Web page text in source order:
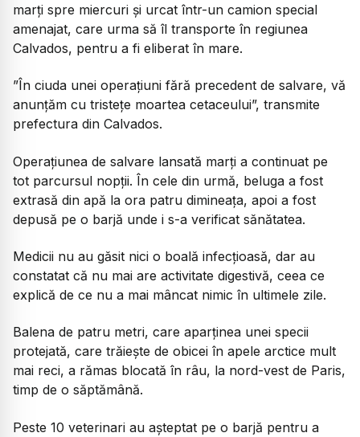
marți spre miercuri și urcat într-un camion special
amenajat, care urma să îl transporte în regiunea
Calvados, pentru a fi eliberat în mare.
”În ciuda unei operațiuni fără precedent de salvare, vă
anunțăm cu tristețe moartea cetaceului”, transmite
prefectura din Calvados.
Operațiunea de salvare lansată marți a continuat pe
tot parcursul nopții. În cele din urmă, beluga a fost
extrasă din apă la ora patru dimineața, apoi a fost
depusă pe o barjă unde i s-a verificat sănătatea.
Medicii nu au găsit nici o boală infecțioasă, dar au
constatat că nu mai are activitate digestivă, ceea ce
explică de ce nu a mai mâncat nimic în ultimele zile.
Balena de patru metri, care aparținea unei specii
protejată, care trăiește de obicei în apele arctice mult
mai reci, a rămas blocată în râu, la nord-vest de Paris,
timp de o săptămână.
Peste 10 veterinari au așteptat pe o barjă pentru a